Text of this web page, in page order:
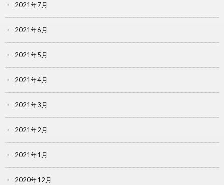
2021年7月
2021年6月
2021年5月
2021年4月
2021年3月
2021年2月
2021年1月
2020年12月